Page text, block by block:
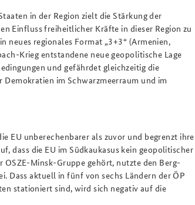
in der Region zielt die Stärkung der
Einfluss freiheitlicher Kräfte in dieser Region zu
neues regionales Format „3+3“ (Armenien,
Krieg entstandene neue geopolitische Lage
und gefährdet gleichzeitig die
im Schwarzmeerraum und im
EU unberechenbarer als zuvor und begrenzt ihre
dass die EU im Südkaukasus kein geopolitischer
OSZE-Minsk-Gruppe gehört, nutzte den Berg-
Dass aktuell in fünf von sechs Ländern der ÖP
stationiert sind, wird sich negativ auf die